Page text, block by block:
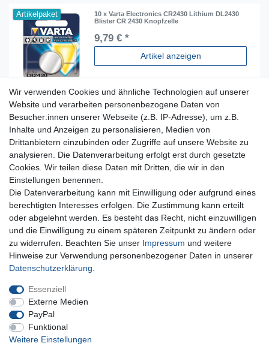
Artikelpaket
10 x Varta Electronics CR2430 Lithium DL2430
Blister CR 2430 Knopfzelle
9,79 € *
Artikel anzeigen
Für Fragen zu unseren Produkten und Bestellungen
erreichen Sie uns per E-Mail oder Telefon:
+49 5741 9099422 oderinfo@dein-bau-projekt.de
Versand und Zahlung
Impressum
Datenschutzerklärung
AGB
Kontakt
Infos Ratenkauf mit easyCredit
Qualität made in Germany
Schnelle & sichere Lieferung
Ideal für Selbermacher (DIY)
Widerrufs­recht
Wir verwenden Cookies und ähnliche Technologien auf unserer
Website und verarbeiten personenbezogene Daten von
Besucher:innen unserer Webseite (z.B. IP-Adresse), um z.B.
Inhalte und Anzeigen zu personalisieren, Medien von
Drittanbietern einzubinden oder Zugriffe auf unsere Website zu
analysieren. Die Datenverarbeitung erfolgt erst durch gesetzte
Cookies. Wir teilen diese Daten mit Dritten, die wir in den
Einstellungen benennen.
Die Datenverarbeitung kann mit Einwilligung oder aufgrund eines
berechtigten Interesses erfolgen. Die Zustimmung kann erteilt
oder abgelehnt werden. Es besteht das Recht, nicht einzuwilligen
und die Einwilligung zu einem späteren Zeitpunkt zu ändern oder
zu widerrufen. Beachten Sie unser Impressum und weitere
Hinweise zur Verwendung personenbezogener Daten in unserer
Daten­schutz­erklärung
Essenziell
Externe Medien
PayPal
Funktional
Weitere Einstellungen